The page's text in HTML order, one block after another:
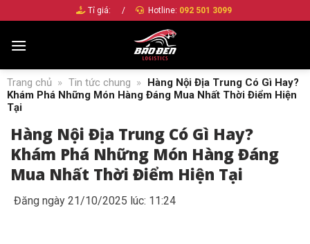
nội
Tỉ giá: / Hotline: 092 501 3099
Trang chủ » Tin tức chung »
Hàng Nội Địa Trung Có Gì Hay?
Khám Phá Những Món Hàng Đáng Mua Nhất Thời Điểm Hiện
Tại
Hàng Nội Địa Trung Có Gì Hay?
Khám Phá Những Món Hàng Đáng
Mua Nhất Thời Điểm Hiện Tại
Đăng ngày 21/10/2025 lúc: 11:24